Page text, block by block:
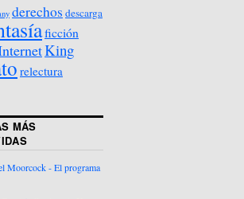
derechos descarga
ficción
King
relectura
MÁS
Moorcock - El programa